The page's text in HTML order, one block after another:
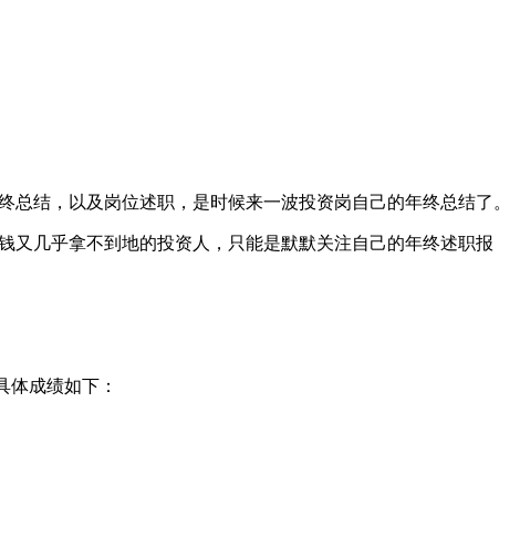
结，以及岗位述职，是时候来一波投资岗自己的年终总结了。
又几乎拿不到地的投资人，只能是默默关注自己的年终述职报
成绩如下：